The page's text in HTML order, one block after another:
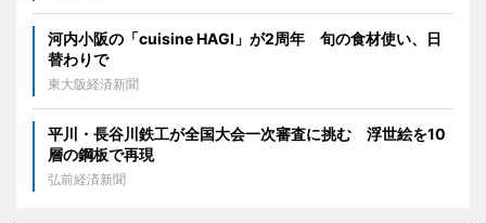
河内小阪の「cuisine HAGI」が2周年 旬の食材使い、日
替わりで
東大阪経済新聞
平川・長谷川鉄工が全国大会一次審査に挑む 浮世絵を10
層の鋼板で再現
弘前経済新聞